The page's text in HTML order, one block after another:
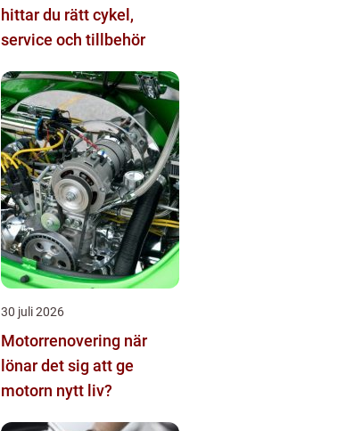
hittar du rätt cykel,
service och tillbehör
30 juli 2026
Motorrenovering när
lönar det sig att ge
motorn nytt liv?